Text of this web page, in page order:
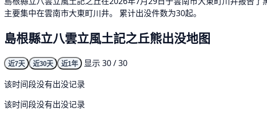
主要集中在雲南市大東町川井。 累计出没件数为30起。
島根縣立八雲立風土記之丘熊出没地图
近7天 近30天 近1年
显示 30 / 30
该时间段没有出没记录
该时间段没有出没记录